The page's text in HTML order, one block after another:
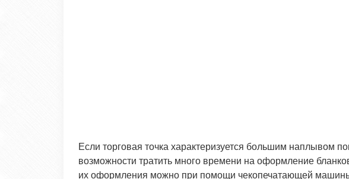
Если торговая точка характеризуется большим наплывом
возможности тратить много времени на оформление
их оформления можно при помощи чекопечатающей